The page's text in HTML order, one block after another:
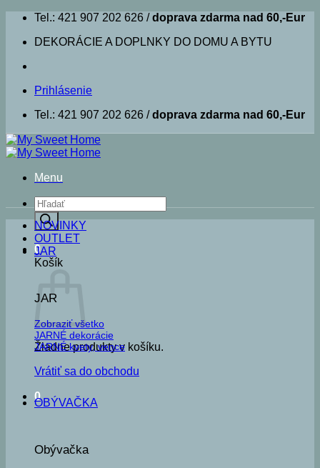
Skip
content
Tel.: 421 907 202 626 /doprava zdarma nad 60,-Eur
DEKORÁCIE A DOPLNKY DO DOMU A BYTU
Prihlásenie
Tel.: 421 907 202 626 /doprava zdarma nad 60,-Eur
Menu
Products
search
0
Košík
Žiadne produkty v košíku.
Vrátiť sa do obchodu
0
NOVINKY
OUTLET
JAR
JAR
Zobraziť všetko
JARNÉ dekorácie
JARNÉ kvety, vence
OBÝVAČKA
Obývačka